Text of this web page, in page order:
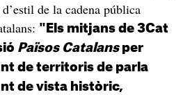
de la cadena pública
"Els mitjans de 3Cat
Països Catalansper
de territoris de parla
de vista històric,